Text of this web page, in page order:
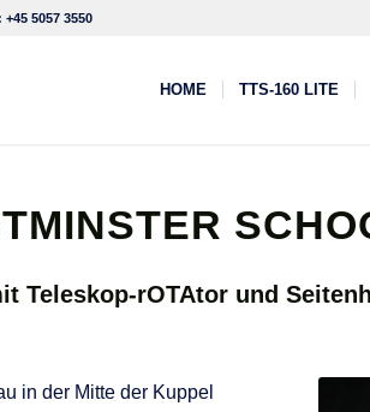
+45 5057 3550
HOME TTS-160 LITE
Teleskop-rOTAtor und
in der Mitte der Kuppel